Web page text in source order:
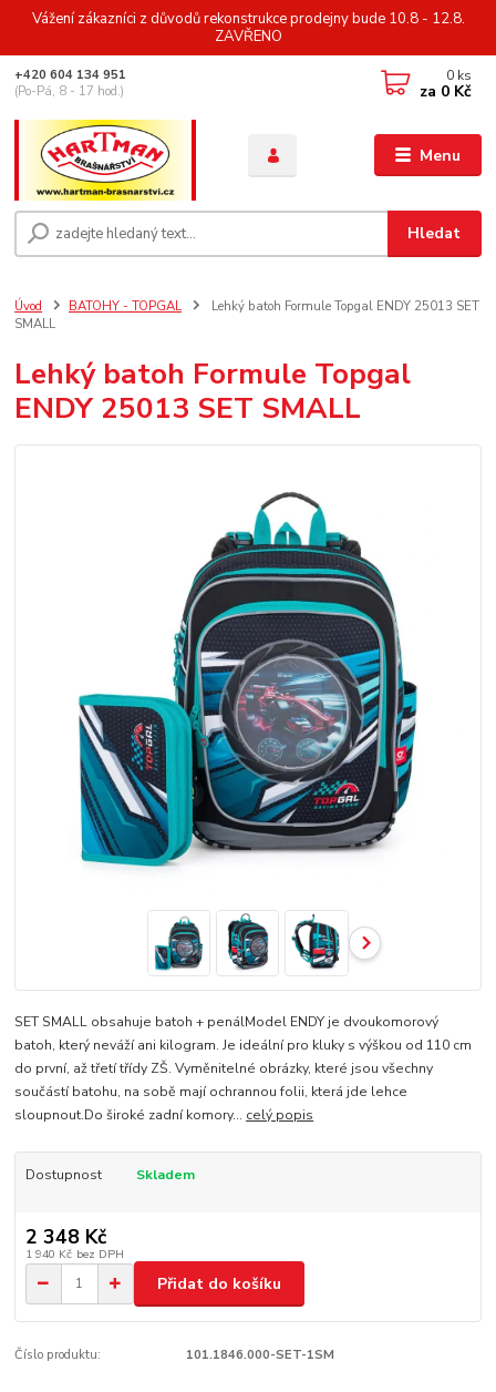
Vážení zákazníci z důvodů rekonstrukce prodejny bude 10.8 - 12.8.
ZAVŘENO
Menu
Hledat
+420 604 134 951
(Po-Pá, 8 - 17 hod.)
0 ks
za 0 Kč
Úvod BATOHY - TOPGAL
Lehký batoh Formule Topgal ENDY 25013 SET
SMALL
Lehký batoh Formule Topgal
ENDY 25013 SET SMALL
SET SMALL obsahuje batoh + penálModel ENDY je dvoukomorový
batoh, který neváží ani kilogram. Je ideální pro kluky s výškou od 110 cm
do první, až třetí třídy ZŠ. Vyměnitelné obrázky, které jsou všechny
součástí batohu, na sobě mají ochrannou folii, která jde lehce
sloupnout.Do široké zadní komory... celý popis
Dostupnost Skladem
2 348 Kč
1 940 Kč bez DPH
Přidat do košíku
Číslo produktu: 101.1846.000-SET-1SM